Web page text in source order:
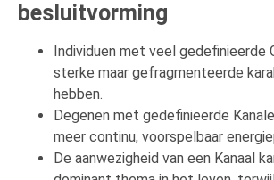
besluitvorming
Individuen met veel gedefinieerde
sterke maar gefragmenteerde
hebben.
Degenen met gedefinieerde
meer continu, voorspelbaar
De aanwezigheid van een Kanaal